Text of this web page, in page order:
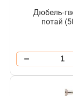
Дюбель-
потай